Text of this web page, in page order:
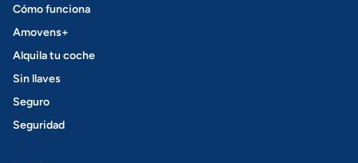
Cómo funciona
Amovens+
Alquila tu coche
Sin llaves
Seguro
Seguridad